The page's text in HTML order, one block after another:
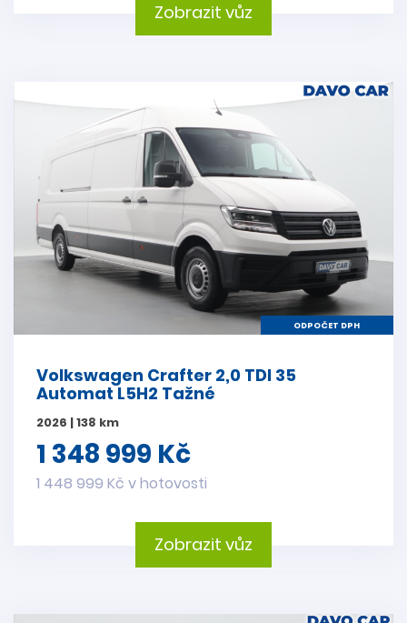
Zobrazit vůz
ODPOČET DPH
Volkswagen Crafter 2,0 TDI 35
Automat L5H2 Tažné
2026 | 138 km
1 348 999 Kč
1 448 999 Kč v hotovosti
Zobrazit vůz